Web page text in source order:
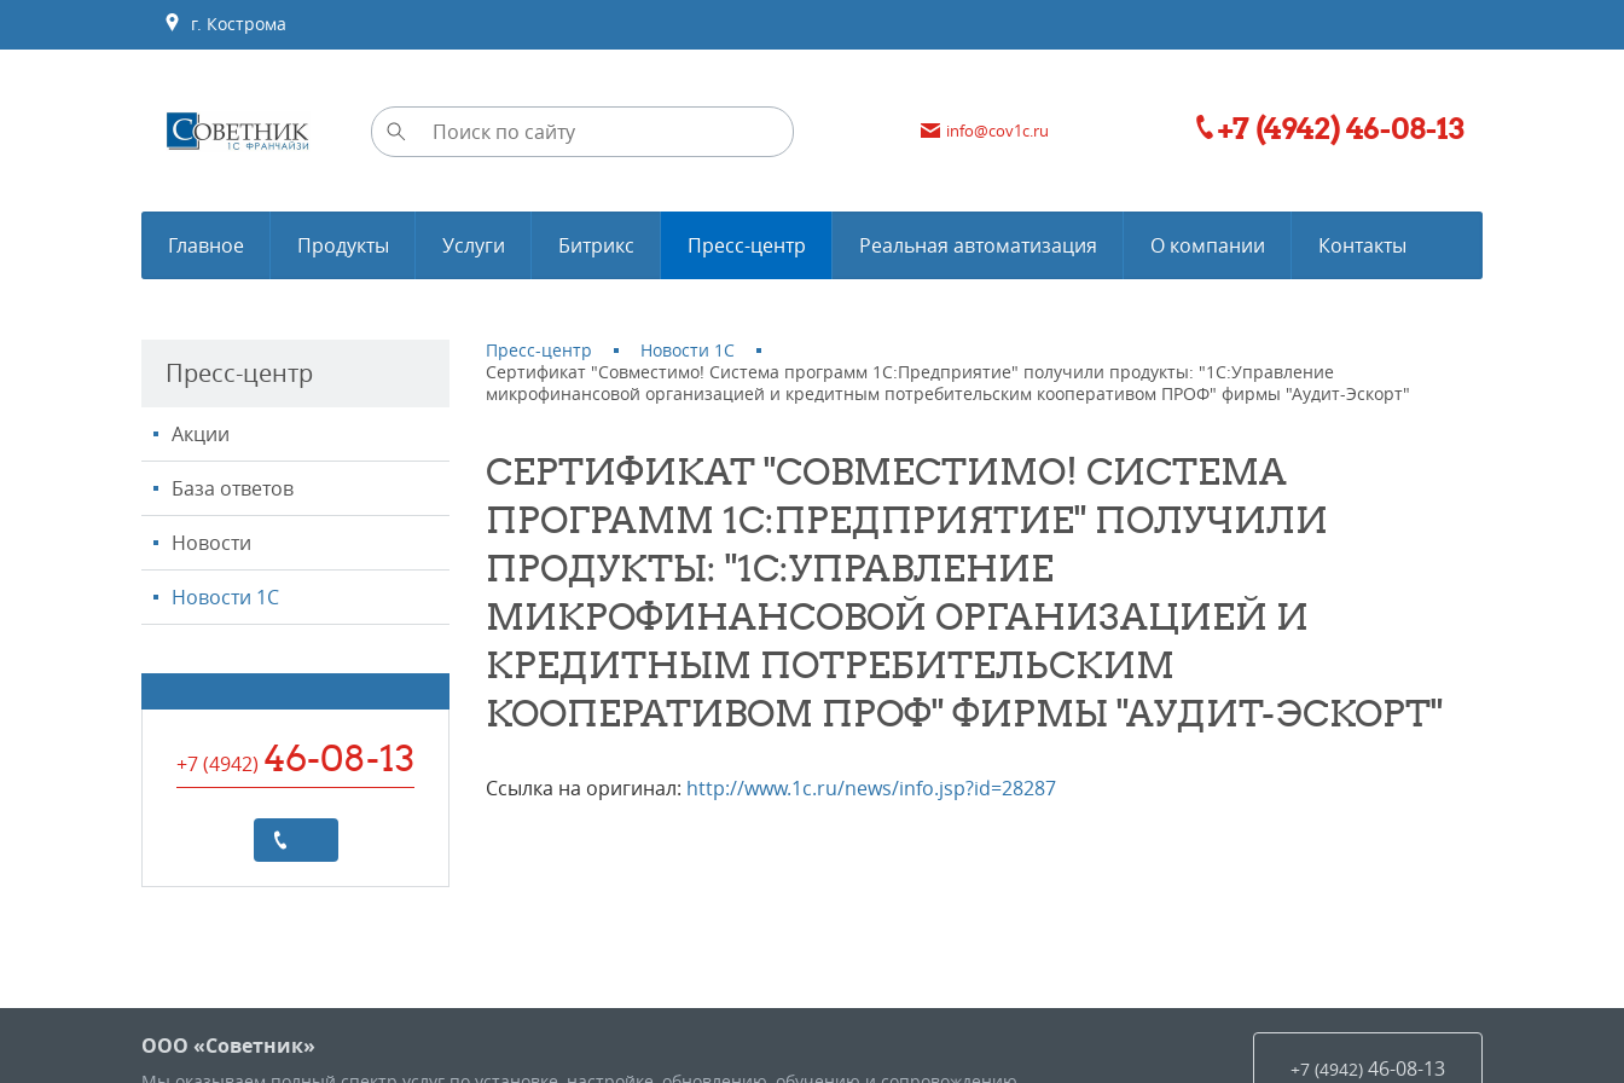
г. Кострома
info@cov1c.ru +7 (4942) 46-08-13
Главное Продукты Услуги Битрикс Пресс-центр Реальная автоматизация О компании Контакты
Пресс-центр
Акции
База ответов
Новости
Новости 1С
+7 (4942) 46-08-13
Пресс-центр
Новости 1С
Сертификат "Совместимо! Система программ 1С:Предприятие" получили продукты: "1С:Управление
микрофинансовой организацией и кредитным потребительским кооперативом ПРОФ" фирмы "Аудит-Эскорт"
СЕРТИФИКАТ "СОВМЕСТИМО! СИСТЕМА
ПРОГРАММ 1С:ПРЕДПРИЯТИЕ" ПОЛУЧИЛИ
ПРОДУКТЫ: "1С:УПРАВЛЕНИЕ
МИКРОФИНАНСОВОЙ ОРГАНИЗАЦИЕЙ И
КРЕДИТНЫМ ПОТРЕБИТЕЛЬСКИМ
КООПЕРАТИВОМ ПРОФ" ФИРМЫ "АУДИТ-ЭСКОРТ"
Ссылка на оригинал: http://www.1c.ru/news/info.jsp?id=28287
ООО «Советник»
+7 (4942) 46-08-13